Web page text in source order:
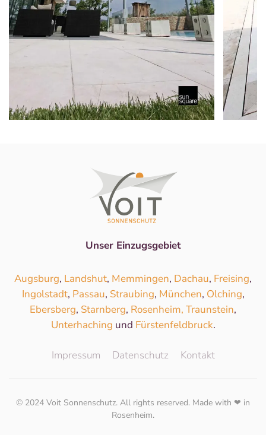
Unser Einzugsgebiet
Augsburg, Landshut, Memmingen, Dachau, Freising,
Ingolstadt, Passau, Straubing, München, Olching,
Ebersberg, Starnberg, Rosenheim, Traunstein,
Unterhaching und Fürstenfeldbruck.
Impressum Datenschutz Kontakt
© 2024 Voit Sonnenschutz. All rights reserved. Made with ❤ in
Rosenheim.